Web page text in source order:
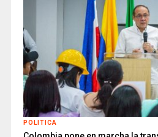
POLITICA